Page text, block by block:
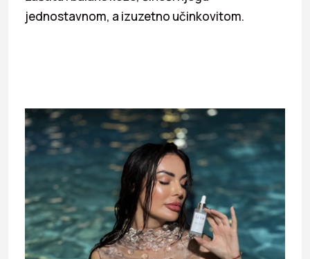
jednostavnom, a izuzetno učinkovitom.